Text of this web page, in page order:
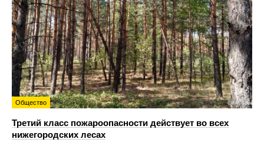
Общество
Третий класс пожароопасности действует во всех
нижегородских лесах